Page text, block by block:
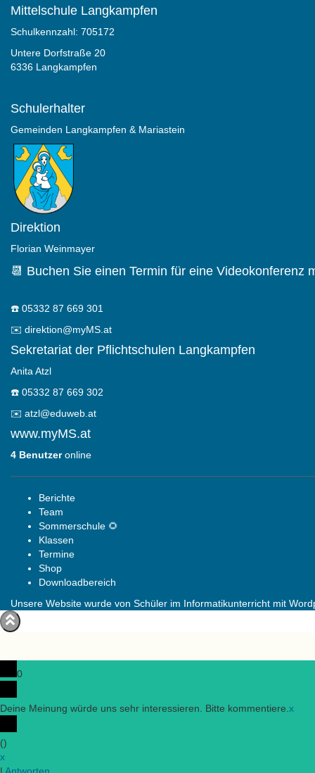
Mittelschule Langkampfen
Schulkennzahl: 705172
Untere Dorfstraße 20
6336 Langkampfen
Schulerhalter
Gemeinden Langkampfen & Mariastein
Direktion
Florian Weinmayer
📆 Buchen Sie einen Termin für eine Videokonferenz
☎️ 05332 87 669 301
✉️ direktion@myMS.at
Sekretariat der Pflichtschulen Langkampfen
Anita Atzl
☎️ 05332 87 669 302
✉️ atzl@eduweb.at
www.myMS.at
4 Benutzeronline
Berichte
Team
Sommerschule 🌻
Klassen
Termine
Shop
Downloadbereich
Unsere Website wurde von Schüler im Informatikunterricht mit
0
Deine Meinung würde uns sehr interessieren. Bitte kommentiere.x
()
x